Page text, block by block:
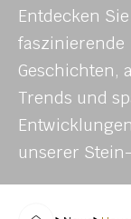
ONL
INE-
KAT
ALO
G
MATERIALIEN
3D-
DOWNLOADS
Entdecken Sie
faszinierende
Geschichten,
Trends und
unserer